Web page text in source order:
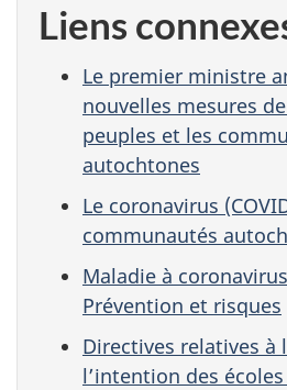
Liens
Le premier ministre
nouvelles mesures
peuples et les
autochtones
Le coronavirus
communautés
Maladie à
Prévention et risques
Directives relatives à
l’intention des